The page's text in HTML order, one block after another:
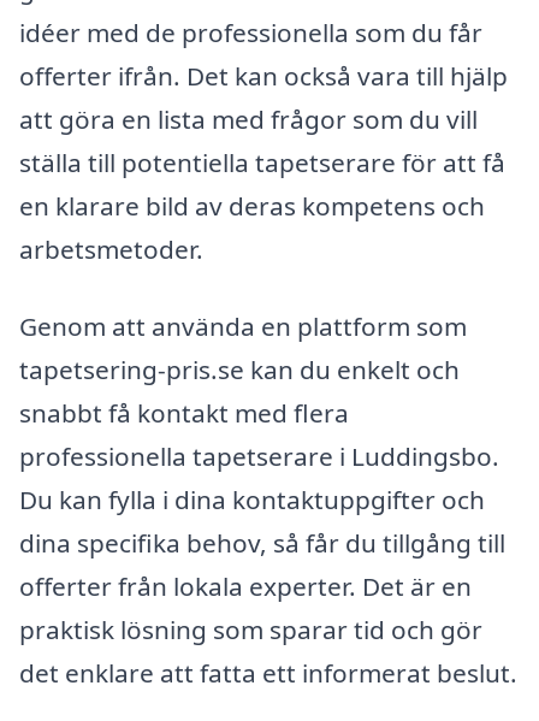
idéer med de professionella som du får
offerter ifrån. Det kan också vara till hjälp
att göra en lista med frågor som du vill
ställa till potentiella tapetserare för att få
en klarare bild av deras kompetens och
arbetsmetoder.
Genom att använda en plattform som
tapetsering-pris.se kan du enkelt och
snabbt få kontakt med flera
professionella tapetserare i Luddingsbo.
Du kan fylla i dina kontaktuppgifter och
dina specifika behov, så får du tillgång till
offerter från lokala experter. Det är en
praktisk lösning som sparar tid och gör
det enklare att fatta ett informerat beslut.